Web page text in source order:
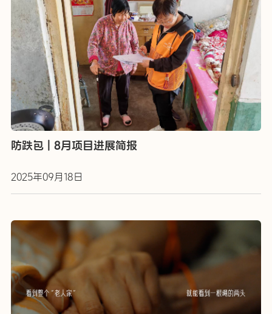
防跌包 | 8月项目进展简报
2025年09月18日